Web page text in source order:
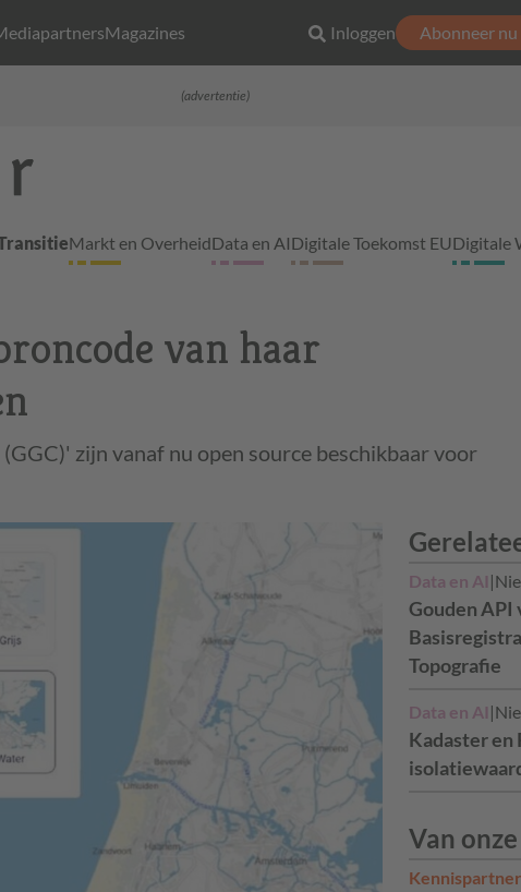
Magazines Inloggen Abonneer nu
(advertentie)
Markt en OverheidData en AIDigitale Toekomst EUDigitale
van haar
zijn vanaf nu open source beschikbaar voor
Data en AI |
Gouden API
Topografie
Data en AI |
Kadaster en
Van